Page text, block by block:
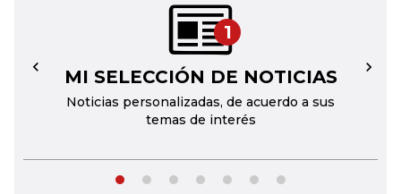
1
MI SELECCIÓN DE NOTICIAS
Noticias personalizadas, de acuerdo a sus
temas de interés
← →